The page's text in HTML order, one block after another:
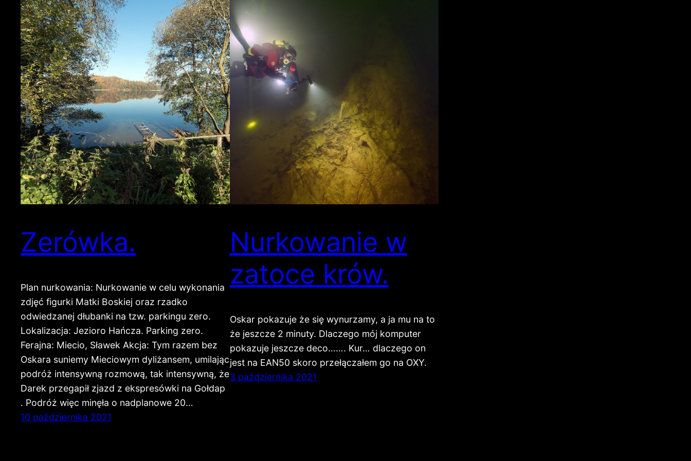
Zerówka.
Plan nurkowania: Nurkowanie w celu wykonania
zdjęć figurki Matki Boskiej oraz rzadko
odwiedzanej dłubanki na tzw. parkingu zero.
Lokalizacja: Jezioro Hańcza. Parking zero.
Ferajna: Miecio, Sławek Akcja: Tym razem bez
Oskara suniemy Mieciowym dyliżansem, umilając
podróż intensywną rozmową, tak intensywną, że
Darek przegapił zjazd z ekspresówki na Gołdap
. Podróż więc minęła o nadplanowe 20…
10 października 2021
Nurkowanie w
zatoce krów.
Oskar pokazuje że się wynurzamy, a ja mu na to
że jeszcze 2 minuty. Dlaczego mój komputer
pokazuje jeszcze deco……. Kur… dlaczego on
jest na EAN50 skoro przełączałem go na OXY.
3 października 2021